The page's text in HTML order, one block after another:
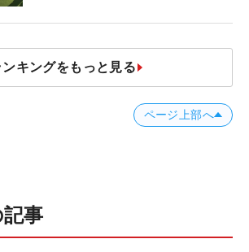
ンキングをもっと見る
ページ上部へ
事